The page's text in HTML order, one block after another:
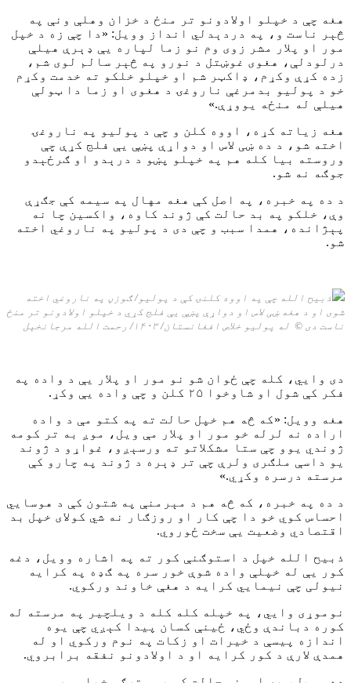
هغه چې د خپلو اولادونو تر منځ د خزان وهلې ونې په
څېر ناست و، په دردېدلي انداز وویل: «دا چې زه د خپل
مور او پلار مشر زوی وم نو زما لپاره یې ډېرې هیلې
درلودلې، هغوی غوښتل د نورو په څېر سالم لوی شم،
زده کړې وکړم، ډاکټر شم او خپلو خلکو ته خدمت وکړم
خو د پولیو بدمرغې ناروغۍ د هغوی او زما دا ټولې
هیلې له منځه یووړې.»
هغه زیاته کړه، اووه کلن و چې د پولیو په ناروغۍ
اخته شو، د ده ښی لاس او دواړې پښې یې فلج کړې چې
وروسته بیا کله هم په خپلو پښو د درېدو او ګرځېدو
جوګه نه شو.
د ده په خبره، په اصل کې هغه مهال په سیمه کې جګړې
وې، خلکو په بد حالت کې ژوند کاوه، واکسین چا نه
پېژانده، همدا سبب و چې دی د پولیو په ناروغي اخته
شو.
ذبیح الله چې په اووه کلنۍ کې د پولیو/ ګوزڼ په ناروغي اخته
شوی او د هغه ښی لاس او دواړې پښې یې فلج کړي د خپلو اولادونو تر منځ
ناست دی © له پولیو خلاص افغانستان/ ۱۴۰۳/ رحمت الله مرجانخېل
دی وايي، کله چې ځوان شو نو مور او پلار یې د واده په
فکر کې شول او شاوخوا ۲۵ کلن و چې واده یې وکړ.
هغه وویل: «که څه هم خپل حالت ته په کتو مې د واده
اراده نه لرله خو مور او پلار مې ویل، موږ به تر کومه
ژوندي یوو چې ستا مشکلاتو ته ورسېږو، غواړو د ژوند
یو داسې ملګری ولرې چې تر ډېره د ژوند په چارو کې
مرسته درسره وکړي.»
د ده په خبره، که څه هم د مېرمنې په شتون کې د هوسايي
احساس کوي خو دا چې کار او روزګار نه شي کولای خپل بد
اقتصادي وضعیت یې سخت ځوروي.
ذبیح الله خپل د استوګنې کور ته په اشاره وویل، دغه
کور یې له خپلې واده شوې خور سره په ګډه په کرایه
نیولی چې نیمايي کرایه د هغې خاوند ورکوي.
نوموړی وايي، په خپله کله کله د ویلچیر په مرسته له
کوره دباندې وځي، ځینې کسان پیدا کېږي چې یوه
اندازه پیسې د خیرات او زکات په نوم ورکوي او له
همدې لارې د کور کرایه او د اولادونو نفقه برابروي.